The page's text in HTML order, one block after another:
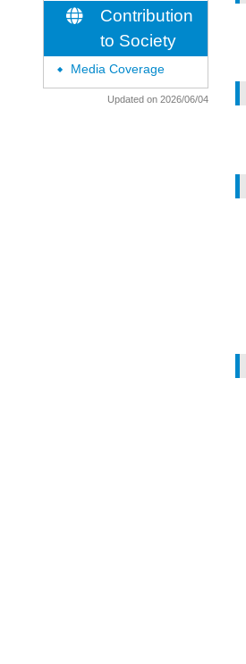
Contribution
to Society
◆ Media Coverage
Updated on 2026/06/04